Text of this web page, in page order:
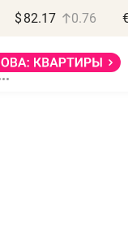
$ 82.17 0.76